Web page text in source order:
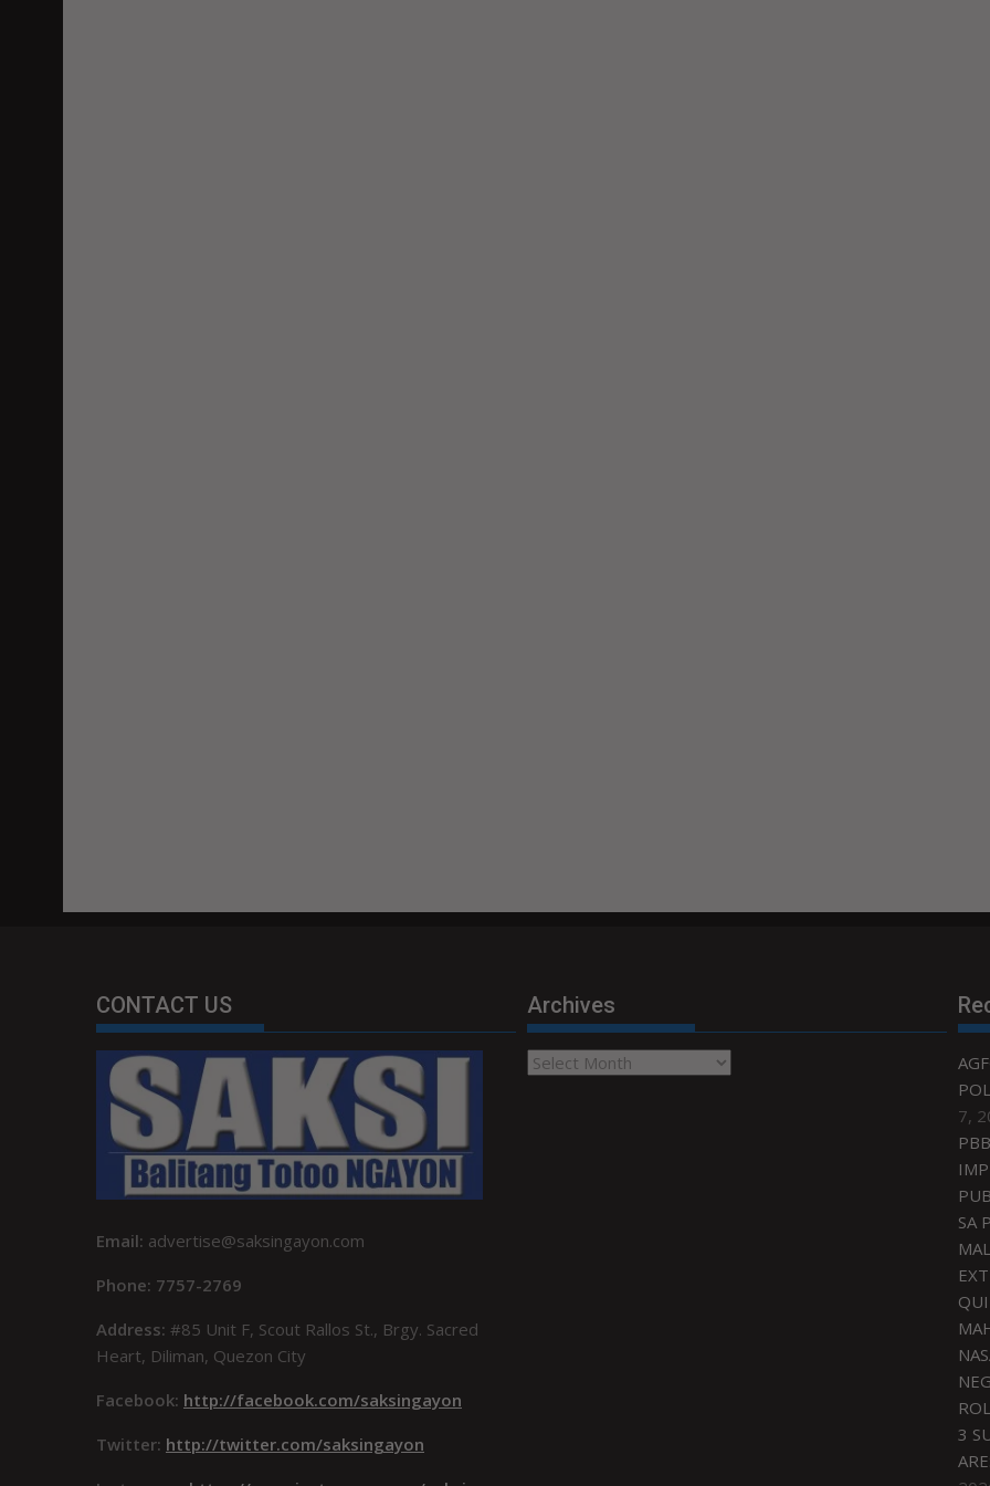
CONTACT US
Email: advertise@saksingayon.com
Phone: 7757-2769
Address: #85 Unit F, Scout Rallos St., Brgy. Sacred
Heart, Diliman, Quezon City
Facebook: http://facebook.com/saksingayon
Twitter: http://twitter.com/saksingayon
Archives
Archives
7,
SA
3